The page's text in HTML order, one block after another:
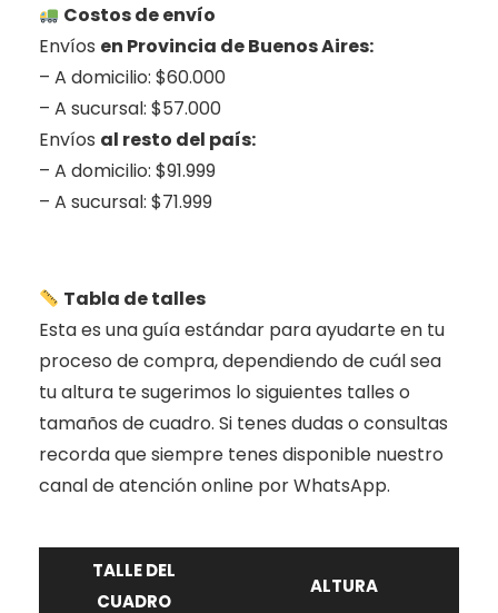
Costos de envío
Envíos en Provincia de Buenos Aires:
– A domicilio: $60.000
– A sucursal: $57.000
Envíos al resto del país:
– A domicilio: $91.999
– A sucursal: $71.999
Tabla de talles
Esta es una guía estándar para ayudarte en tu
proceso de compra, dependiendo de cuál sea
tu altura te sugerimos lo siguientes talles o
tamaños de cuadro. Si tenes dudas o consultas
recorda que siempre tenes disponible nuestro
canal de atención online por WhatsApp.
TALLE DEL
CUADRO
ALTURA